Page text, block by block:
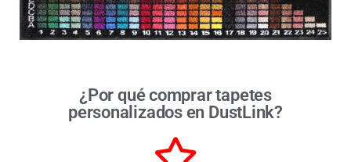
¿Por qué comprar tapetes
personalizados en DustLink?